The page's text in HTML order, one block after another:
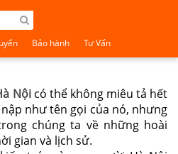
Bảo hành Tư Vấn
Nộicó thể không miêu tả hết
như tên gọi của nó, nhưng
chúng ta về những hoài
gian và lịch sử.